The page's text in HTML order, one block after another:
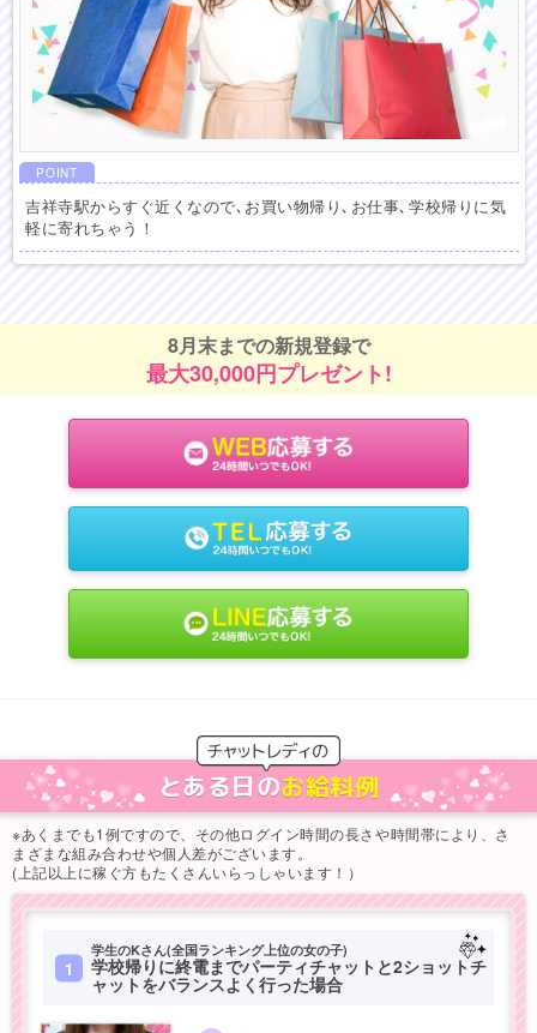
POINT
吉祥寺駅からすぐ近くなので､お買い物帰り､お仕事､学校帰りに気
軽に寄れちゃう！
8月末までの新規登録で
最大30,000円プレゼント!
とある日のお給料例
※あくまでも1例ですので、その他ログイン時間の長さや時間帯により、さ
まざまな組み合わせや個人差がございます。
(上記以上に稼ぐ方もたくさんいらっしゃいます！）
1
学生のKさん(全国ランキング上位の女の子)
学校帰りに終電までパーティチャットと2ショットチ
ャットをバランスよく行った場合